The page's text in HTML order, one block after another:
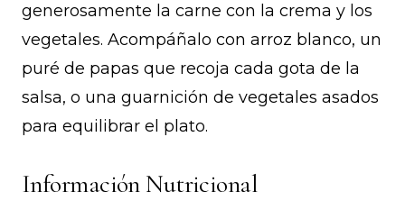
generosamente la carne con la crema y los
vegetales. Acompáñalo con arroz blanco, un
puré de papas que recoja cada gota de la
salsa, o una guarnición de vegetales asados
para equilibrar el plato.
Información Nutricional